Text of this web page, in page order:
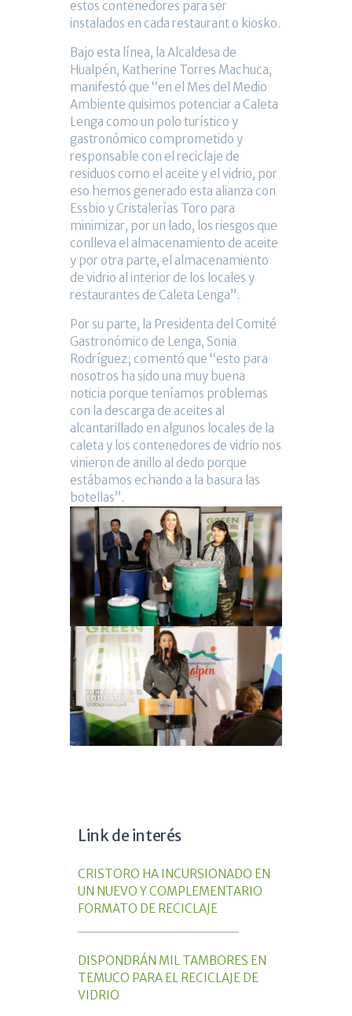
estos contenedores para ser
instalados en cada restaurant o kiosko.
Bajo esta línea, la Alcaldesa de
Hualpén, Katherine Torres Machuca,
manifestó que “en el Mes del Medio
Ambiente quisimos potenciar a Caleta
Lenga como un polo turístico y
gastronómico comprometido y
responsable con el reciclaje de
residuos como el aceite y el vidrio, por
eso hemos generado esta alianza con
Essbio y Cristalerías Toro para
minimizar, por un lado, los riesgos que
conlleva el almacenamiento de aceite
y por otra parte, el almacenamiento
de vidrio al interior de los locales y
restaurantes de Caleta Lenga”.
Por su parte, la Presidenta del Comité
Gastronómico de Lenga, Sonia
Rodríguez; comentó que “esto para
nosotros ha sido una muy buena
noticia porque teníamos problemas
con la descarga de aceites al
alcantarillado en algunos locales de la
caleta y los contenedores de vidrio nos
vinieron de anillo al dedo porque
estábamos echando a la basura las
botellas”.
Link de interés
CRISTORO HA INCURSIONADO EN
UN NUEVO Y COMPLEMENTARIO
FORMATO DE RECICLAJE
DISPONDRÁN MIL TAMBORES EN
TEMUCO PARA EL RECICLAJE DE
VIDRIO